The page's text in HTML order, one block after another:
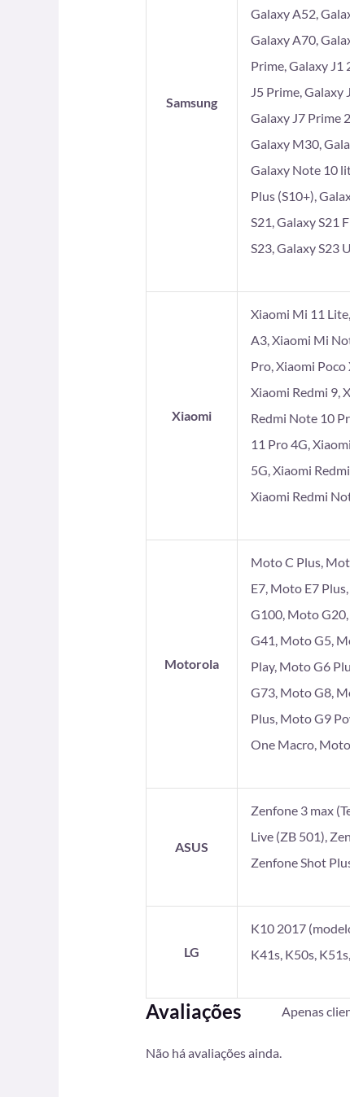
Samsung
Galaxy A52,
Galaxy A70,
Prime, Galaxy J1
J5 Prime, Galaxy
Galaxy J7 Prime
Galaxy M30,
Galaxy Note 10
Plus (S10+),
S21, Galaxy S21
S23, Galaxy S23
Xiaomi
Xiaomi Mi 11
A3, Xiaomi Mi
Pro, Xiaomi Poco
Xiaomi Redmi 9,
Redmi Note 10
11 Pro 4G,
5G, Xiaomi
Xiaomi Redmi
Motorola
Moto C Plus,
E7, Moto E7
G100, Moto
G41, Moto G5,
Play, Moto G6
G73, Moto G8,
Plus, Moto G9
One Macro,
ASUS
Zenfone 3 max
Live (ZB 501),
Zenfone Shot
LG
K10 2017
K41s, K50s,
Avaliações
Não há avaliações ainda.
Apenas